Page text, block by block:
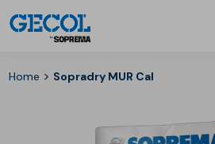
Home > Sopradry MUR Cal